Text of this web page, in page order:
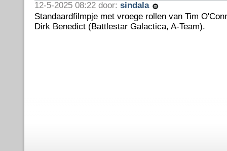
12-5-2025 08:22 door: sindala
Standaardfilmpje met vroege rollen van Tim
Dirk Benedict (Battlestar Galactica, A-Team).